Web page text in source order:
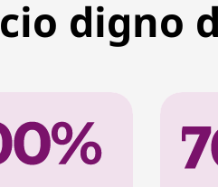
digno